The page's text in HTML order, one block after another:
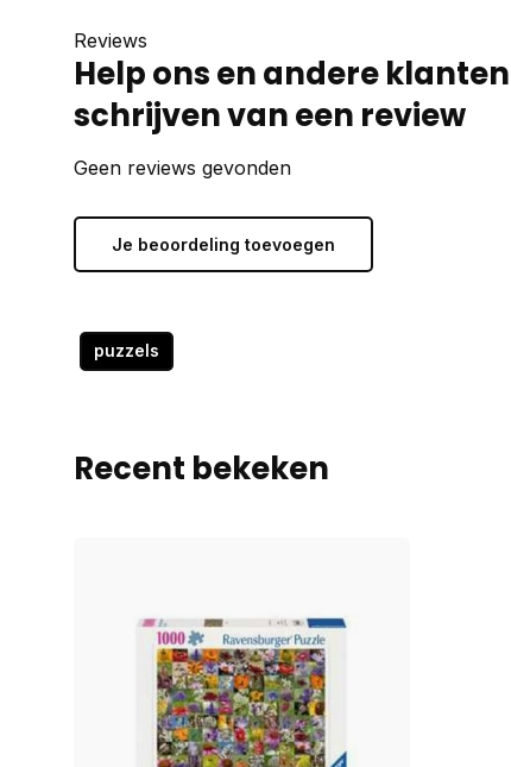
Reviews
Help ons en andere
schrijven van een review
Geen reviews gevonden
Je beoordeling toevoegen
puzzels
Recent bekeken